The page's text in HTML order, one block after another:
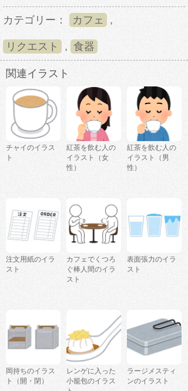
カテゴリー： カフェ ,
リクエスト , 食器
関連イラスト
チャイのイラス
ト
紅茶を飲む人の
イラスト（女
性）
紅茶を飲む人の
イラスト（男
性）
注文用紙のイラ
スト
カフェでくつろ
ぐ棒人間のイラ
スト
表面張力のイラ
スト
岡持ちのイラス
ト（開・閉）
レンゲに入った
小籠包のイラス
ラージメスティ
ンのイラスト